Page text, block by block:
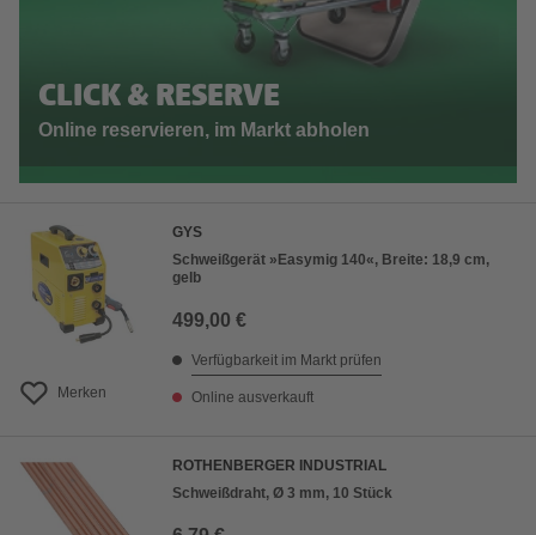
CLICK & RESERVE
Online reservieren, im Markt abholen
Merken
GYS
Schweißgerät »Easymig 140«, Breite: 18,9 cm,
gelb
499,00 €
Verfügbarkeit im Markt prüfen
Online ausverkauft
ROTHENBERGER INDUSTRIAL
Schweißdraht, Ø 3 mm, 10 Stück